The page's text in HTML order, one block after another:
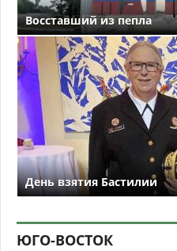
Восставший из пепла
День взятия Бастилии
ЮГО-ВОСТОК